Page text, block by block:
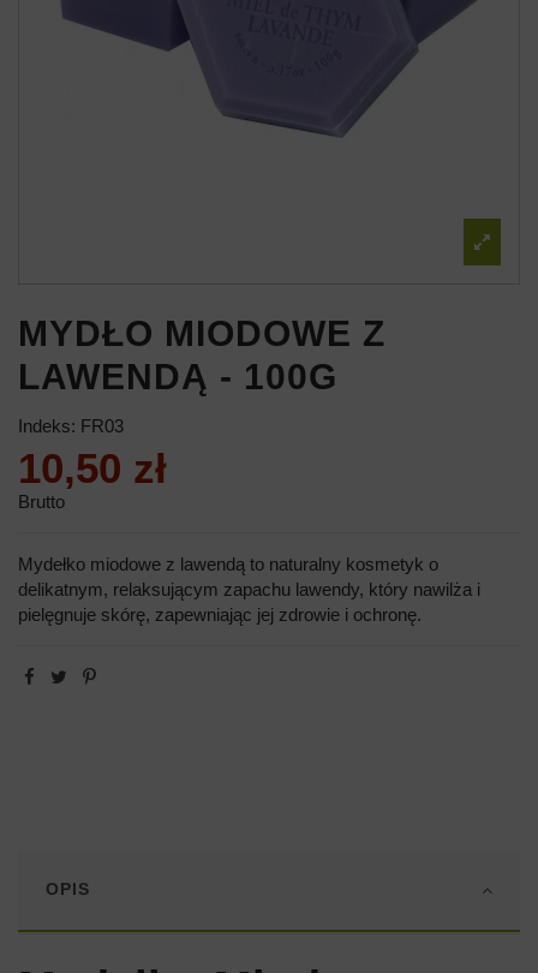
MYDŁO MIODOWE Z
LAWENDĄ - 100G
Indeks: FR03
10,50 zł
Brutto
Mydełko miodowe z lawendą to naturalny kosmetyk o
delikatnym, relaksującym zapachu lawendy, który nawilża i
pielęgnuje skórę, zapewniając jej zdrowie i ochronę.
OPIS